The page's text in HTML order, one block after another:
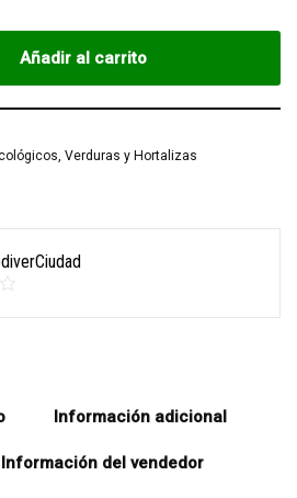
Añadir al carrito
, Verduras y Hortalizas
Información adicional
Información del vendedor